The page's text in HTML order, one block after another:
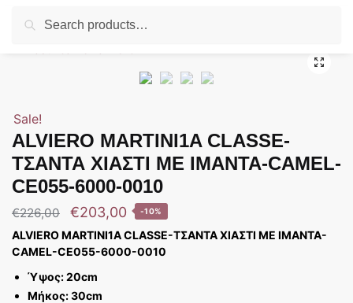
for:
Home ΤΣΑΝΤΕΣ ΓΥΝΑΙΚΕΙΕΣ
Sale!
ALVIERO MARTINI1A CLASSE-
ΤΣΑΝΤΑ ΧΙΑΣΤΙ ΜΕ ΙΜΑΝΤΑ-CAMEL-
CE055-6000-0010
€226,00 €203,00 -10%
ALVIERO MARTINI1A CLASSE-ΤΣΑΝΤΑ ΧΙΑΣΤΙ ΜΕ ΙΜΑΝΤΑ-
CAMEL-CE055-6000-0010
Ύψος: 20cm
Μήκος: 30cm